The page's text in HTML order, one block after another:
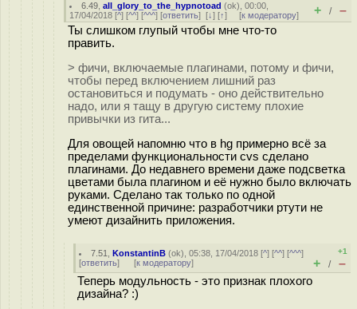
6.49 ,all_glory_to_the_hypnotoad (ok), 00:00,
17/04/2018 [^] [^^] [^^^] [ответить] [↓] [↑] [к модератору] + / –
Ты слишком глупый чтобы мне что-то
править.
> фичи, включаемые плагинами, потому и фичи,
чтобы перед включением лишний раз
остановиться и подумать - оно действительно
надо, или я тащу в другую систему плохие
привычки из гита...
Для овощей напомню что в hg примерно всё за
пределами функциональности сvs сделано
плагинами. До недавнего времени даже подсветка
цветами была плагином и её нужно было включать
руками. Сделано так только по одной
единственной причине: разработчики ртути не
умеют дизайнить приложения.
7.51 ,KonstantinB (ok), 05:38, 17/04/2018 [^] [^^] [^^^]
[ответить] [к модератору]
+1
+ / –
Теперь модульность - это признак плохого
дизайна? :)